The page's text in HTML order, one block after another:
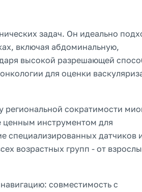
задач. Он идеально
включая абдоминальную,
высокой разрешающей
для оценки
региональной сократимости
ценным инструментом для
специализированных датчиков
возрастных групп - от
совместимость с